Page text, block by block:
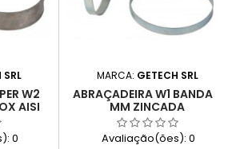
SRL
W2
AISI
0
MARCA: GETECH SRL
ABRAÇADEIRA W1 BANDA 9
MM ZINCADA
Avaliação(ões): 0